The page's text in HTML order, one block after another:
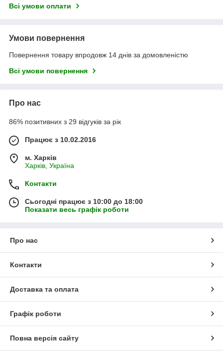
Всі умови оплати
Умови повернення
Повернення товару впродовж 14 днів за домовленістю
Всі умови повернення
Про нас
86% позитивних з 29 відгуків за рік
Працює з 10.02.2016
м. Харків
Харків, Україна
Контакти
Сьогодні працює з 10:00 до 18:00
Показати весь графік роботи
Про нас
Контакти
Доставка та оплата
Графік роботи
Повна версія сайту